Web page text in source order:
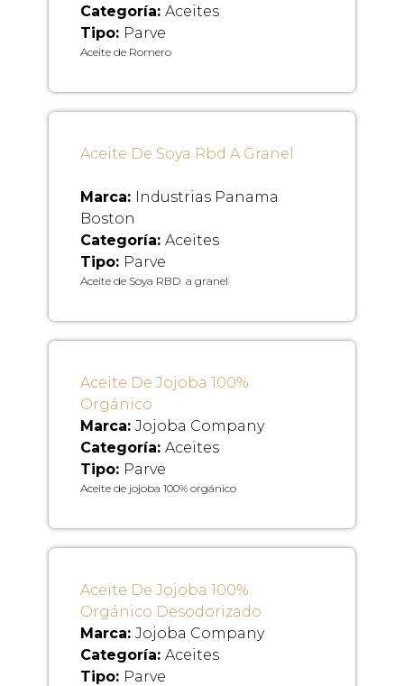
Categoría: Aceites
Tipo: Parve
Aceite de Romero
Aceite De Soya Rbd A Granel
Marca: Industrias Panama
Boston
Categoría: Aceites
Tipo: Parve
Aceite de Soya RBD a granel
Aceite De Jojoba 100%
Orgánico
Marca: Jojoba Company
Categoría: Aceites
Tipo: Parve
Aceite de jojoba 100% orgánico
Aceite De Jojoba 100%
Orgánico Desodorizado
Marca: Jojoba Company
Categoría: Aceites
Tipo: Parve